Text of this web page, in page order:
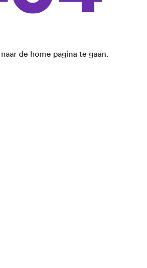
de home pagina te gaan.